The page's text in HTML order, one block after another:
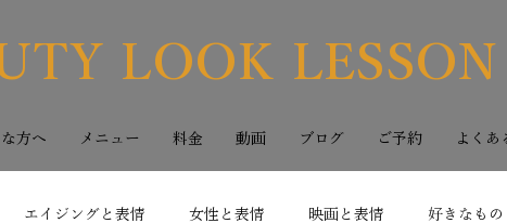
LOOK LESSON
方へ メニュー 料金 動画 ブログ ご予約 よくあ
エイジングと表情 女性と表情 映画と表情 好きなもの